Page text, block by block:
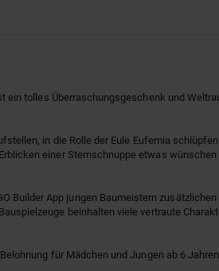
ein tolles Überraschungsgeschenk und
in die Rolle der Eule Eufemia
einer Sternschnuppe etwas wünschen
Builder App jungen Baumeistern
beinhalten viele vertraute
für Mädchen und Jungen ab 6